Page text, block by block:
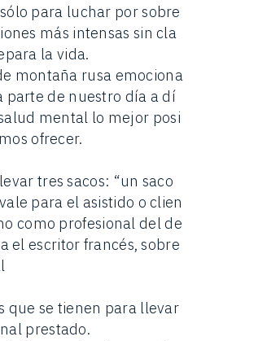
para luchar por sobre
más intensas sin cla
la vida.
montaña rusa emociona
parte de nuestro día a dí
mental lo mejor posi
ofrecer.
tres sacos: “un saco
para el asistido o clien
como profesional del de
el escritor francés, sobre
que se tienen para llevar
prestado.